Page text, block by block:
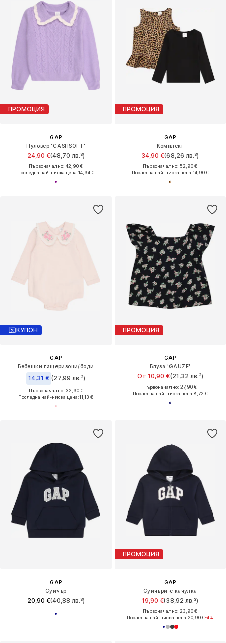
ПРОМОЦИЯ
GAP
Пуловер 'CASHSOFT'
24,90 €(48,70 лв.³)
Първоначално: 42,90 €
Последна най-ниска цена:14,94 €
ПРОМОЦИЯ
GAP
Комплект
34,90 €(68,26 лв.³)
Първоначално: 52,90 €
Последна най-ниска цена:14,90 €
КУПОН
GAP
Бебешки гащеризони/боди
14,31 € (27,99 лв.³)
Първоначално: 32,90 €
Последна най-ниска цена:11,13 €
ПРОМОЦИЯ
GAP
Блуза 'GAUZE'
От 10,90 €(21,32 лв.³)
Първоначално: 27,90 €
Последна най-ниска цена:8,72 €
GAP
Суичър
20,90 €(40,88 лв.³)
ПРОМОЦИЯ
GAP
Суичъри с качулка
19,90 €(38,92 лв.³)
Първоначално: 23,90 €
Последна най-ниска цена:20,90 €-4%